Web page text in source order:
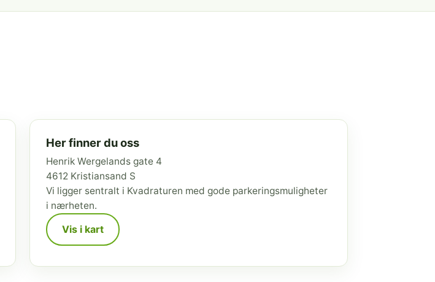
Her finner du oss
Henrik Wergelands gate 4
4612 Kristiansand S
Vi ligger sentralt i Kvadraturen med gode parkeringsmuligheter
i nærheten.
Vis i kart